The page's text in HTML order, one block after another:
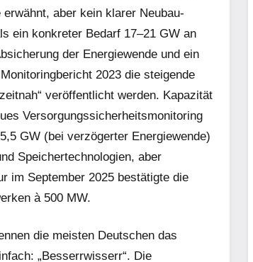
aber kein klarer Neubau-
ein konkreter Bedarf 17–21 GW an
der Energiewende und ein
2023 die steigende
veröffentlicht werden. Kapazität
Versorgungssicherheitsmonitoring
GW (bei verzögerter Energiewende)
Speichertechnologien, aber
im September 2025 bestätigte die
à 500 MW.
die meisten Deutschen das
„Besserrwisserr“. Die